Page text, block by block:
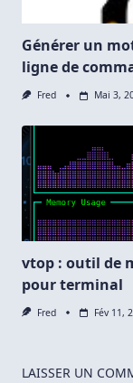
Générer un
ligne de
Fred Mai 3,
vtop : outil de
pour terminal
Fred Fév 11,
LAISSER UN